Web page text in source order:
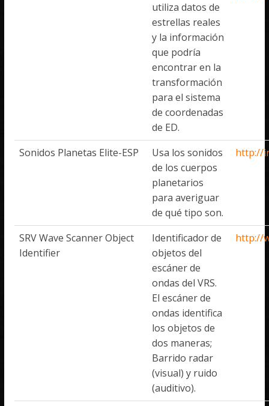
utiliza datos de
estrellas reales
y la información
que podría
encontrar en la
transformación
para el sistema
de coordenadas
de ED.
Sonidos Planetas Elite-ESP
Usa los sonidos
de los cuerpos
planetarios
para averiguar
de qué tipo son.
http://
SRV Wave Scanner Object
Identifier
Identificador de
objetos del
escáner de
ondas del VRS.
El escáner de
ondas identifica
los objetos de
dos maneras;
Barrido radar
(visual) y ruido
(auditivo).
http://